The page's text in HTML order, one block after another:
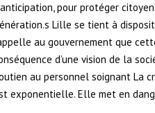
pour protéger
Lille se tient à
au gouvernement que
d’une vision de la
au personnel soignant La
exponentielle. Elle met en